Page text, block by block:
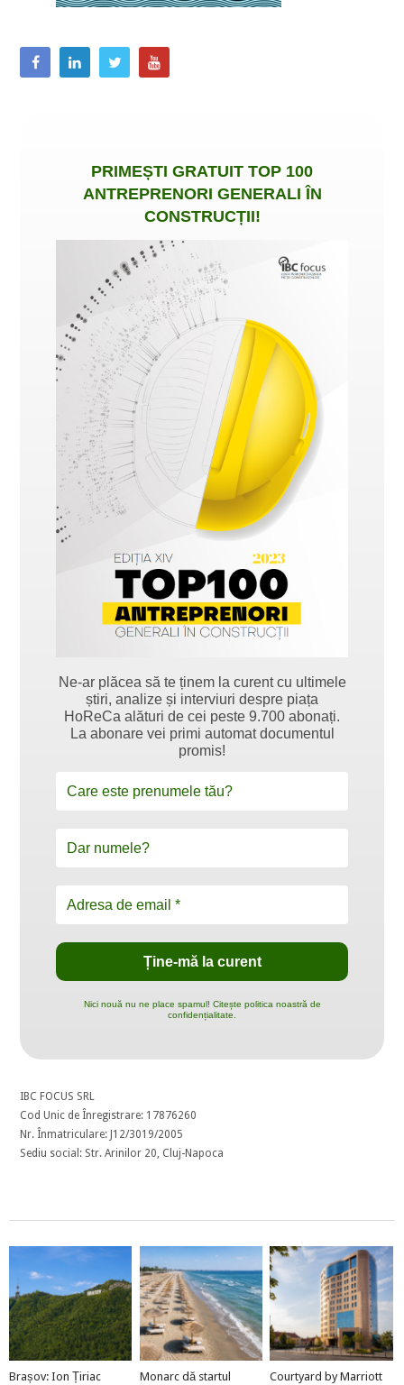
PRIMEȘTI GRATUIT TOP 100
ANTREPRENORI GENERALI ÎN
CONSTRUCȚII!
Ne-ar plăcea să te ținem la curent cu ultimele
știri, analize și interviuri despre piața
HoReCa alături de cei peste 9.700 abonați.
La abonare vei primi automat documentul
promis!
Nici nouă nu ne place spamul! Citește politica noastră de
confidențialitate.
IBC FOCUS SRL
Cod Unic de Înregistrare: 17876260
Nr. Înmatriculare: J12/3019/2005
Sediu social: Str. Arinilor 20, Cluj-Napoca
Brașov: Ion Țiriac
Monarc dă startul
Courtyard by Marriott